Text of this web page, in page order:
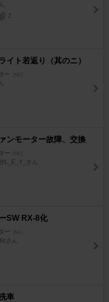
2
イト若返り（其のニ）
ー [NC]
ンモーター故障、交換
ー [NC]
さん
SW RX-8化
ー [NC]
さん
車